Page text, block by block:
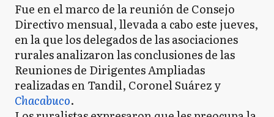
Fue en el marco de la reunión de Consejo
Directivo mensual, llevada a cabo este jueves,
en la que los delegados de las asociaciones
rurales analizaron las conclusiones de las
Reuniones de Dirigentes Ampliadas
realizadas en Tandil, Coronel Suárez y
Chacabuco.